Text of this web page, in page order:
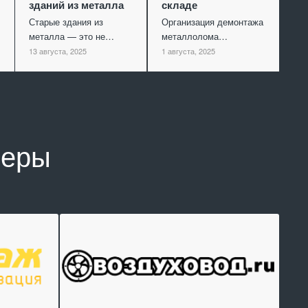
зданий из металла
Старые здания из
металла — это не…
13 августа, 2025
складе
Организация демонтажа
металлолома…
1 августа, 2025